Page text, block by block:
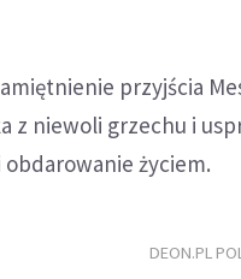
przyjścia
z niewoli grzechu i
życiem.
DEON.PL